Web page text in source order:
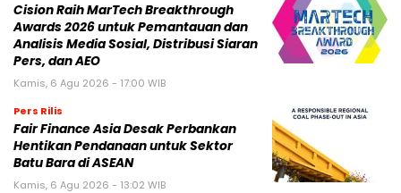
Cision Raih MarTech Breakthrough
Awards 2026 untuk Pemantauan dan
Analisis Media Sosial, Distribusi Siaran
Pers, dan AEO
Kamis, 6 Agu 2026 - 17:00 WIB
Pers Rilis
Fair Finance Asia Desak Perbankan
Hentikan Pendanaan untuk Sektor
Batu Bara di ASEAN
Kamis, 6 Agu 2026 - 13:02 WIB